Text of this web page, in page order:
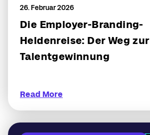
26. Februar 2026
Die Employer-Branding-
Heldenreise: Der Weg zur
Talentgewinnung
Read More